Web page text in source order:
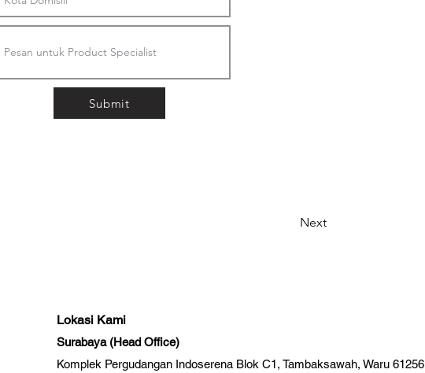
Submit
Next
Lokasi Kami
Surabaya (Head Office)
Komplek Pergudangan Indoserena Blok C1, Tambaksawah, Waru 61256